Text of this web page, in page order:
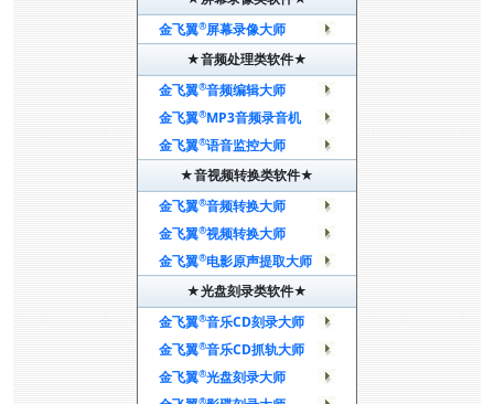
金飞翼®屏幕录像大师
★音频处理类软件★
金飞翼®音频编辑大师
金飞翼®MP3音频录音机
金飞翼®语音监控大师
★音视频转换类软件★
金飞翼®音频转换大师
金飞翼®视频转换大师
金飞翼®电影原声提取大师
★光盘刻录类软件★
金飞翼®音乐CD刻录大师
金飞翼®音乐CD抓轨大师
金飞翼®光盘刻录大师
®